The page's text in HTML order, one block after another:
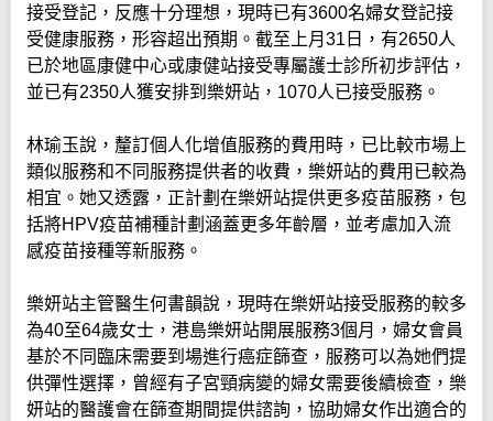
接受登記，反應十分理想，現時已有3600名婦女登記接
受健康服務，形容超出預期。截至上月31日，有2650人
已於地區康健中心或康健站接受專屬護士診所初步評估，
並已有2350人獲安排到樂妍站，1070人已接受服務。
林瑜玉說，釐訂個人化增值服務的費用時，已比較市場上
類似服務和不同服務提供者的收費，樂妍站的費用已較為
相宜。她又透露，正計劃在樂妍站提供更多疫苗服務，包
括將HPV疫苗補種計劃涵蓋更多年齡層，並考慮加入流
感疫苗接種等新服務。
樂妍站主管醫生何書韻說，現時在樂妍站接受服務的較多
為40至64歲女士，港島樂妍站開展服務3個月，婦女會員
基於不同臨床需要到場進行癌症篩查，服務可以為她們提
供彈性選擇，曾經有子宮頸病變的婦女需要後續檢查，樂
妍站的醫護會在篩查期間提供諮詢，協助婦女作出適合的